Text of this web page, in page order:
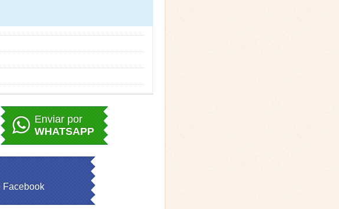
Enviar por
WHATSAPP
Facebook